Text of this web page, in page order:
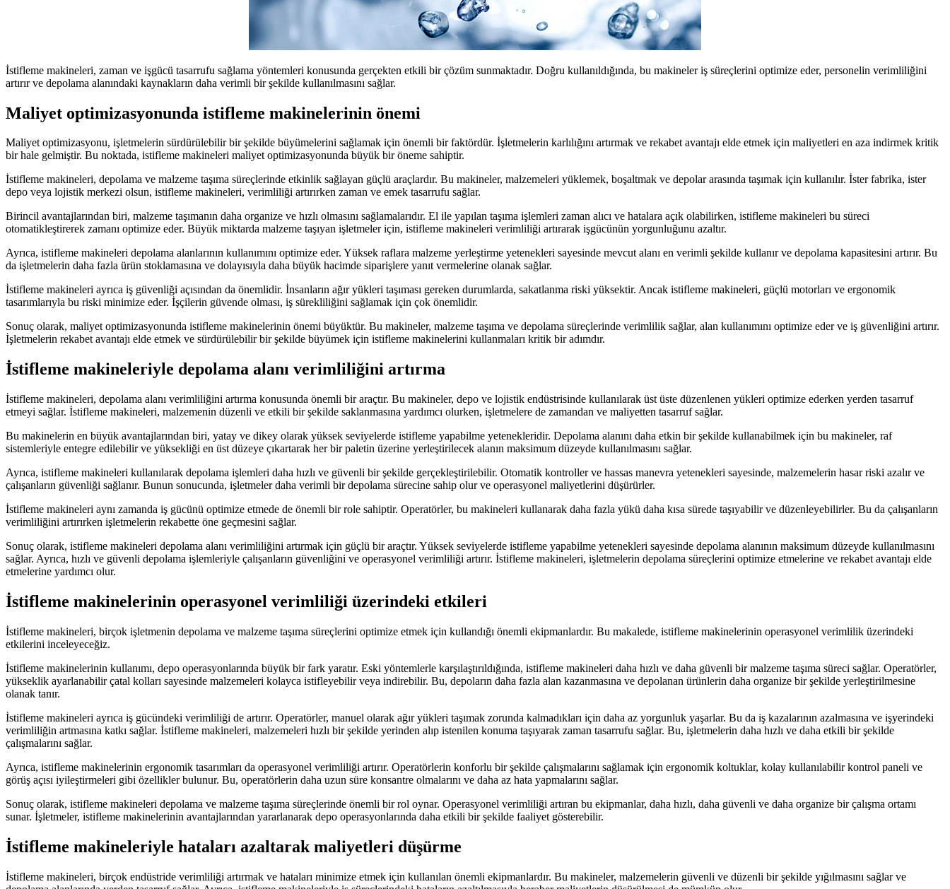
İstifleme makineleri, zaman ve işgücü tasarrufu sağlama yöntemleri konusunda gerçekten etkili bir çözüm sunmaktadır. Doğru kullanıldığında, bu makineler iş süreçlerini optimize eder, personelin verimliliğini
artırır ve depolama alanındaki kaynakların daha verimli bir şekilde kullanılmasını sağlar.
Maliyet optimizasyonunda istifleme makinelerinin önemi
Maliyet optimizasyonu, işletmelerin sürdürülebilir bir şekilde büyümelerini sağlamak için önemli bir faktördür. İşletmelerin karlılığını artırmak ve rekabet avantajı elde etmek için maliyetleri en aza indirmek kritik
bir hale gelmiştir. Bu noktada, istifleme makineleri maliyet optimizasyonunda büyük bir öneme sahiptir.
İstifleme makineleri, depolama ve malzeme taşıma süreçlerinde etkinlik sağlayan güçlü araçlardır. Bu makineler, malzemeleri yüklemek, boşaltmak ve depolar arasında taşımak için kullanılır. İster fabrika, ister
depo veya lojistik merkezi olsun, istifleme makineleri, verimliliği artırırken zaman ve emek tasarrufu sağlar.
Birincil avantajlarından biri, malzeme taşımanın daha organize ve hızlı olmasını sağlamalarıdır. El ile yapılan taşıma işlemleri zaman alıcı ve hatalara açık olabilirken, istifleme makineleri bu süreci
otomatikleştirerek zamanı optimize eder. Büyük miktarda malzeme taşıyan işletmeler için, istifleme makineleri verimliliği artırarak işgücünün yorgunluğunu azaltır.
Ayrıca, istifleme makineleri depolama alanlarının kullanımını optimize eder. Yüksek raflara malzeme yerleştirme yetenekleri sayesinde mevcut alanı en verimli şekilde kullanır ve depolama kapasitesini artırır. Bu
da işletmelerin daha fazla ürün stoklamasına ve dolayısıyla daha büyük hacimde siparişlere yanıt vermelerine olanak sağlar.
İstifleme makineleri ayrıca iş güvenliği açısından da önemlidir. İnsanların ağır yükleri taşıması gereken durumlarda, sakatlanma riski yüksektir. Ancak istifleme makineleri, güçlü motorları ve ergonomik
tasarımlarıyla bu riski minimize eder. İşçilerin güvende olması, iş sürekliliğini sağlamak için çok önemlidir.
Sonuç olarak, maliyet optimizasyonunda istifleme makinelerinin önemi büyüktür. Bu makineler, malzeme taşıma ve depolama süreçlerinde verimlilik sağlar, alan kullanımını optimize eder ve iş güvenliğini artırır.
İşletmelerin rekabet avantajı elde etmek ve sürdürülebilir bir şekilde büyümek için istifleme makinelerini kullanmaları kritik bir adımdır.
İstifleme makineleriyle depolama alanı verimliliğini artırma
İstifleme makineleri, depolama alanı verimliliğini artırma konusunda önemli bir araçtır. Bu makineler, depo ve lojistik endüstrisinde kullanılarak üst üste düzenlenen yükleri optimize ederken yerden tasarruf
etmeyi sağlar. İstifleme makineleri, malzemenin düzenli ve etkili bir şekilde saklanmasına yardımcı olurken, işletmelere de zamandan ve maliyetten tasarruf sağlar.
Bu makinelerin en büyük avantajlarından biri, yatay ve dikey olarak yüksek seviyelerde istifleme yapabilme yetenekleridir. Depolama alanını daha etkin bir şekilde kullanabilmek için bu makineler, raf
sistemleriyle entegre edilebilir ve yüksekliği en üst düzeye çıkartarak her bir paletin üzerine yerleştirilecek alanın maksimum düzeyde kullanılmasını sağlar.
Ayrıca, istifleme makineleri kullanılarak depolama işlemleri daha hızlı ve güvenli bir şekilde gerçekleştirilebilir. Otomatik kontroller ve hassas manevra yetenekleri sayesinde, malzemelerin hasar riski azalır ve
çalışanların güvenliği sağlanır. Bunun sonucunda, işletmeler daha verimli bir depolama sürecine sahip olur ve operasyonel maliyetlerini düşürürler.
İstifleme makineleri aynı zamanda iş gücünü optimize etmede de önemli bir role sahiptir. Operatörler, bu makineleri kullanarak daha fazla yükü daha kısa sürede taşıyabilir ve düzenleyebilirler. Bu da çalışanların
verimliliğini artırırken işletmelerin rekabette öne geçmesini sağlar.
Sonuç olarak, istifleme makineleri depolama alanı verimliliğini artırmak için güçlü bir araçtır. Yüksek seviyelerde istifleme yapabilme yetenekleri sayesinde depolama alanının maksimum düzeyde kullanılmasını
sağlar. Ayrıca, hızlı ve güvenli depolama işlemleriyle çalışanların güvenliğini ve operasyonel verimliliği artırır. İstifleme makineleri, işletmelerin depolama süreçlerini optimize etmelerine ve rekabet avantajı elde
etmelerine yardımcı olur.
İstifleme makinelerinin operasyonel verimliliği üzerindeki etkileri
İstifleme makineleri, birçok işletmenin depolama ve malzeme taşıma süreçlerini optimize etmek için kullandığı önemli ekipmanlardır. Bu makalede, istifleme makinelerinin operasyonel verimlilik üzerindeki
etkilerini inceleyeceğiz.
İstifleme makinelerinin kullanımı, depo operasyonlarında büyük bir fark yaratır. Eski yöntemlerle karşılaştırıldığında, istifleme makineleri daha hızlı ve daha güvenli bir malzeme taşıma süreci sağlar. Operatörler,
yükseklik ayarlanabilir çatal kolları sayesinde malzemeleri kolayca istifleyebilir veya indirebilir. Bu, depoların daha fazla alan kazanmasına ve depolanan ürünlerin daha organize bir şekilde yerleştirilmesine
olanak tanır.
İstifleme makineleri ayrıca iş gücündeki verimliliği de artırır. Operatörler, manuel olarak ağır yükleri taşımak zorunda kalmadıkları için daha az yorgunluk yaşarlar. Bu da iş kazalarının azalmasına ve işyerindeki
verimliliğin artmasına katkı sağlar. İstifleme makineleri, malzemeleri hızlı bir şekilde yerinden alıp istenilen konuma taşıyarak zaman tasarrufu sağlar. Bu, işletmelerin daha hızlı ve daha etkili bir şekilde
çalışmalarını sağlar.
Ayrıca, istifleme makinelerinin ergonomik tasarımları da operasyonel verimliliği artırır. Operatörlerin konforlu bir şekilde çalışmalarını sağlamak için ergonomik koltuklar, kolay kullanılabilir kontrol paneli ve
görüş açısı iyileştirmeleri gibi özellikler bulunur. Bu, operatörlerin daha uzun süre konsantre olmalarını ve daha az hata yapmalarını sağlar.
Sonuç olarak, istifleme makineleri depolama ve malzeme taşıma süreçlerinde önemli bir rol oynar. Operasyonel verimliliği artıran bu ekipmanlar, daha hızlı, daha güvenli ve daha organize bir çalışma ortamı
sunar. İşletmeler, istifleme makinelerinin avantajlarından yararlanarak depo operasyonlarında daha etkili bir şekilde faaliyet gösterebilir.
İstifleme makineleriyle hataları azaltarak maliyetleri düşürme
İstifleme makineleri, birçok endüstride verimliliği artırmak ve hataları minimize etmek için kullanılan önemli ekipmanlardır. Bu makineler, malzemelerin güvenli ve düzenli bir şekilde yığılmasını sağlar ve